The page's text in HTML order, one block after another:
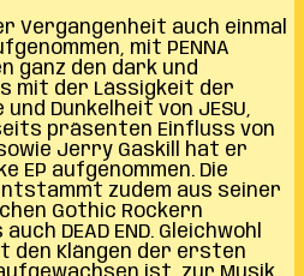
Vergangenheit auch einmal
mit PENNA
ganz den dark und
mit der Lässigkeit der
und Dunkelheit von JESU,
präsenten Einfluss von
Jerry Gaskill hat er
EP aufgenommen. Die
zudem aus seiner
Gothic Rockern
auch DEAD END. Gleichwohl
den Klängen der ersten